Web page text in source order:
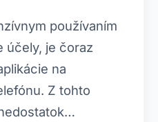
používaním
účely, je čoraz
na
Z tohto